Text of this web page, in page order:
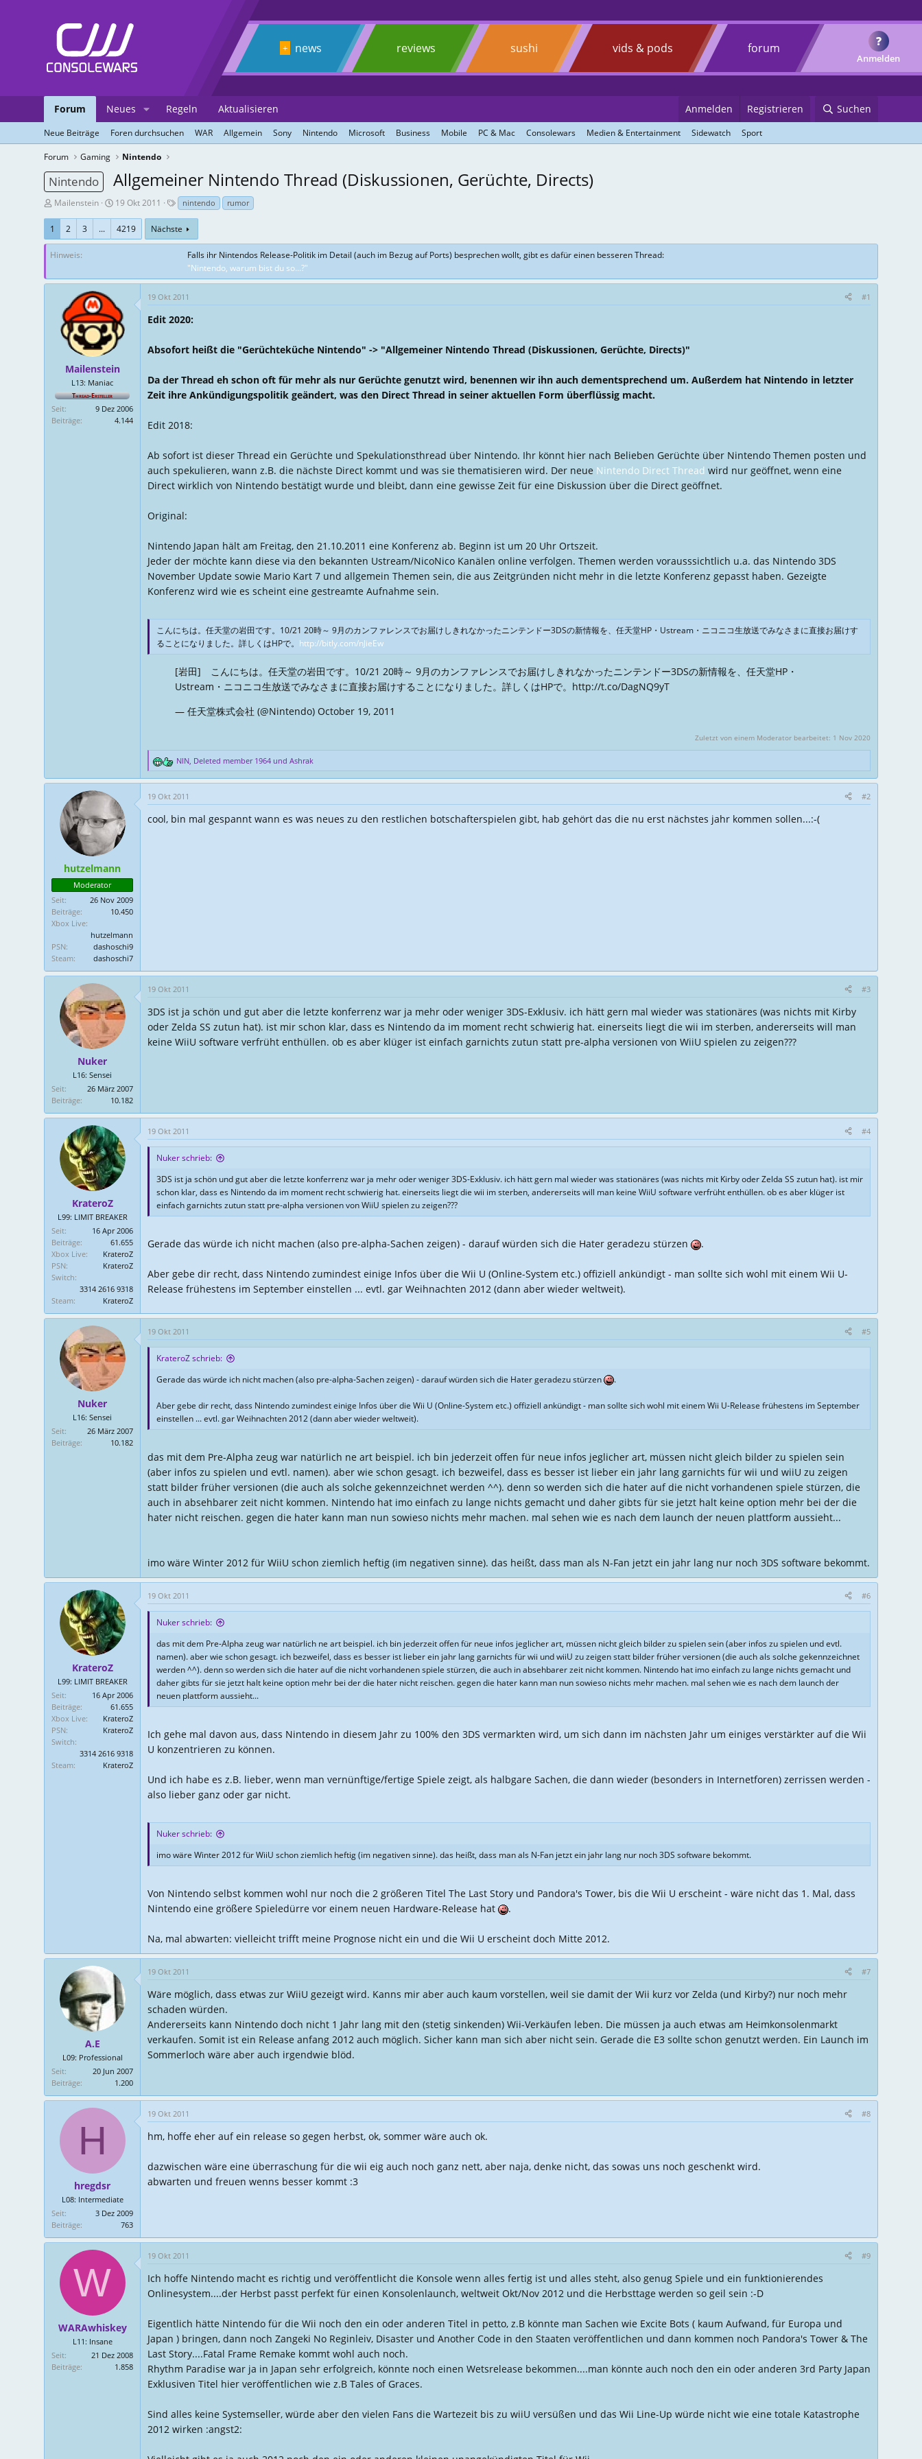
+ news reviews sushi vids & pods forum
Anmelden
?
Forum Neues Regeln Aktualisieren Anmelden Registrieren Suchen
Neue Beiträge Foren durchsuchen WAR Allgemein Sony Nintendo Microsoft Business Mobile PC & Mac Consolewars Medien & Entertainment Sidewatch Sport
Forum Gaming Nintendo
Nintendo Allgemeiner Nintendo Thread (Diskussionen, Gerüchte, Directs)
T
e
a
-
r
Mailenstein
E
s
t
l
n
g
s
d
t
m
19 Okt 2011
T
g
s
nintendo rumor
1 2 3 ... 4219 Nächste
Hinweis
Falls ihr Nintendos Release-Politik im Detail (auch im Bezug auf Ports) besprechen wollt, gibt es dafür einen besseren Thread:
"Nintendo, warum bist du so...?"
Mailenstein
L13: Maniac
Thread-Ersteller
Seit
9 Dez 2006
Beiträge
4.144
19 Okt 2011 #1
Edit 2020:
Absofort heißt die "Gerüchteküche Nintendo" -> "Allgemeiner Nintendo Thread (Diskussionen, Gerüchte, Directs)"
Da der Thread eh schon oft für mehr als nur Gerüchte genutzt wird, benennen wir ihn auch dementsprechend um. Außerdem hat Nintendo in letzter
Zeit ihre Ankündigungspolitik geändert, was den Direct Thread in seiner aktuellen Form überflüssig macht.
Edit 2018:
Ab sofort ist dieser Thread ein Gerüchte und Spekulationsthread über Nintendo. Ihr könnt hier nach Belieben Gerüchte über Nintendo Themen posten und
auch spekulieren, wann z.B. die nächste Direct kommt und was sie thematisieren wird. Der neue Nintendo Direct Thread wird nur geöffnet, wenn eine
Direct wirklich von Nintendo bestätigt wurde und bleibt, dann eine gewisse Zeit für eine Diskussion über die Direct geöffnet.
Original:
Nintendo Japan hält am Freitag, den 21.10.2011 eine Konferenz ab. Beginn ist um 20 Uhr Ortszeit.
Jeder der möchte kann diese via den bekannten Ustream/NicoNico Kanälen online verfolgen. Themen werden vorausssichtlich u.a. das Nintendo 3DS
November Update sowie Mario Kart 7 und allgemein Themen sein, die aus Zeitgründen nicht mehr in die letzte Konferenz gepasst haben. Gezeigte
Konferenz wird wie es scheint eine gestreamte Aufnahme sein.
こんにちは。任天堂の岩田です。10/21 20時～ 9月のカンファレンスでお届けしきれなかったニンテンドー3DSの新情報を、任天堂HP・Ustream・ニコニコ生放送でみなさまに直接お届けす
ることになりました。詳しくはHPで。 http://bitly.com/nJieEw
[岩田] こんにちは。任天堂の岩田です。10/21 20時～ 9月のカンファレンスでお届けしきれなかったニンテンドー3DSの新情報を、任天堂HP・
Ustream・ニコニコ生放送でみなさまに直接お届けすることになりました。詳しくはHPで。 http://t.co/DagNQ9yT
— 任天堂株式会社 (@Nintendo) October 19, 2011
Zuletzt von einem Moderator bearbeitet: 1 Nov 2020
R
e
k
i
NIN, Deleted member 1964 und Ashrak
hutzelmann
Moderator
Seit
26 Nov 2009
Beiträge
10.450
Xbox Live
hutzelmann
PSN
dashoschi9
Steam
dashoschi7
19 Okt 2011 #2
cool, bin mal gespannt wann es was neues zu den restlichen botschafterspielen gibt, hab gehört das die nu erst nächstes jahr kommen sollen...:-(
Nuker
L16: Sensei
Seit
26 März 2007
Beiträge
10.182
19 Okt 2011 #3
3DS ist ja schön und gut aber die letzte konferrenz war ja mehr oder weniger 3DS-Exklusiv. ich hätt gern mal wieder was stationäres (was nichts mit Kirby
oder Zelda SS zutun hat). ist mir schon klar, dass es Nintendo da im moment recht schwierig hat. einerseits liegt die wii im sterben, andererseits will man
keine WiiU software verfrüht enthüllen. ob es aber klüger ist einfach garnichts zutun statt pre-alpha versionen von WiiU spielen zu zeigen???
KrateroZ
L99: LIMIT BREAKER
Seit
16 Apr 2006
Beiträge
61.655
Xbox Live
KrateroZ
PSN
KrateroZ
Switch
3314 2616 9318
Steam
KrateroZ
19 Okt 2011 #4
Nuker schrieb:
3DS ist ja schön und gut aber die letzte konferrenz war ja mehr oder weniger 3DS-Exklusiv. ich hätt gern mal wieder was stationäres (was nichts mit Kirby oder Zelda SS zutun hat). ist mir
schon klar, dass es Nintendo da im moment recht schwierig hat. einerseits liegt die wii im sterben, andererseits will man keine WiiU software verfrüht enthüllen. ob es aber klüger ist
einfach garnichts zutun statt pre-alpha versionen von WiiU spielen zu zeigen???
Gerade das würde ich nicht machen (also pre-alpha-Sachen zeigen) - darauf würden sich die Hater geradezu stürzen .
Aber gebe dir recht, dass Nintendo zumindest einige Infos über die Wii U (Online-System etc.) offiziell ankündigt - man sollte sich wohl mit einem Wii U-
Release frühestens im September einstellen ... evtl. gar Weihnachten 2012 (dann aber wieder weltweit).
Nuker
L16: Sensei
Seit
26 März 2007
Beiträge
10.182
19 Okt 2011 #5
KrateroZ schrieb:
Gerade das würde ich nicht machen (also pre-alpha-Sachen zeigen) - darauf würden sich die Hater geradezu stürzen
.
Aber gebe dir recht, dass Nintendo zumindest einige Infos über die Wii U (Online-System etc.) offiziell ankündigt - man sollte sich wohl mit einem Wii U-Release frühestens im September
einstellen ... evtl. gar Weihnachten 2012 (dann aber wieder weltweit).
das mit dem Pre-Alpha zeug war natürlich ne art beispiel. ich bin jederzeit offen für neue infos jeglicher art, müssen nicht gleich bilder zu spielen sein
(aber infos zu spielen und evtl. namen). aber wie schon gesagt. ich bezweifel, dass es besser ist lieber ein jahr lang garnichts für wii und wiiU zu zeigen
statt bilder früher versionen (die auch als solche gekennzeichnet werden ^^). denn so werden sich die hater auf die nicht vorhandenen spiele stürzen, die
auch in absehbarer zeit nicht kommen. Nintendo hat imo einfach zu lange nichts gemacht und daher gibts für sie jetzt halt keine option mehr bei der die
hater nicht reischen. gegen die hater kann man nun sowieso nichts mehr machen. mal sehen wie es nach dem launch der neuen plattform aussieht...
imo wäre Winter 2012 für WiiU schon ziemlich heftig (im negativen sinne). das heißt, dass man als N-Fan jetzt ein jahr lang nur noch 3DS software bekommt.
KrateroZ
L99: LIMIT BREAKER
Seit
16 Apr 2006
Beiträge
61.655
Xbox Live
KrateroZ
PSN
KrateroZ
Switch
3314 2616 9318
Steam
KrateroZ
19 Okt 2011 #6
Nuker schrieb:
das mit dem Pre-Alpha zeug war natürlich ne art beispiel. ich bin jederzeit offen für neue infos jeglicher art, müssen nicht gleich bilder zu spielen sein (aber infos zu spielen und evtl.
namen). aber wie schon gesagt. ich bezweifel, dass es besser ist lieber ein jahr lang garnichts für wii und wiiU zu zeigen statt bilder früher versionen (die auch als solche gekennzeichnet
werden ^^). denn so werden sich die hater auf die nicht vorhandenen spiele stürzen, die auch in absehbarer zeit nicht kommen. Nintendo hat imo einfach zu lange nichts gemacht und
daher gibts für sie jetzt halt keine option mehr bei der die hater nicht reischen. gegen die hater kann man nun sowieso nichts mehr machen. mal sehen wie es nach dem launch der
neuen plattform aussieht...
Ich gehe mal davon aus, dass Nintendo in diesem Jahr zu 100% den 3DS vermarkten wird, um sich dann im nächsten Jahr um einiges verstärkter auf die Wii
U konzentrieren zu können.
Und ich habe es z.B. lieber, wenn man vernünftige/fertige Spiele zeigt, als halbgare Sachen, die dann wieder (besonders in Internetforen) zerrissen werden -
also lieber ganz oder gar nicht.
Nuker schrieb:
imo wäre Winter 2012 für WiiU schon ziemlich heftig (im negativen sinne). das heißt, dass man als N-Fan jetzt ein jahr lang nur noch 3DS software bekommt.
Von Nintendo selbst kommen wohl nur noch die 2 größeren Titel The Last Story und Pandora's Tower, bis die Wii U erscheint - wäre nicht das 1. Mal, dass
Nintendo eine größere Spieledürre vor einem neuen Hardware-Release hat
.
Na, mal abwarten: vielleicht trifft meine Prognose nicht ein und die Wii U erscheint doch Mitte 2012.
A.E
L09: Professional
Seit
20 Jun 2007
Beiträge
1.200
19 Okt 2011 #7
Wäre möglich, dass etwas zur WiiU gezeigt wird. Kanns mir aber auch kaum vorstellen, weil sie damit der Wii kurz vor Zelda (und Kirby?) nur noch mehr
schaden würden.
Andererseits kann Nintendo doch nicht 1 Jahr lang mit den (stetig sinkenden) Wii-Verkäufen leben. Die müssen ja auch etwas am Heimkonsolenmarkt
verkaufen. Somit ist ein Release anfang 2012 auch möglich. Sicher kann man sich aber nicht sein. Gerade die E3 sollte schon genutzt werden. Ein Launch im
Sommerloch wäre aber auch irgendwie blöd.
H
hregdsr
L08: Intermediate
Seit
3 Dez 2009
Beiträge
763
19 Okt 2011 #8
hm, hoffe eher auf ein release so gegen herbst, ok, sommer wäre auch ok.
dazwischen wäre eine überraschung für die wii eig auch noch ganz nett, aber naja, denke nicht, das sowas uns noch geschenkt wird.
abwarten und freuen wenns besser kommt :3
W
WARAwhiskey
L11: Insane
Seit
21 Dez 2008
Beiträge
1.858
19 Okt 2011 #9
Ich hoffe Nintendo macht es richtig und veröffentlicht die Konsole wenn alles fertig ist und alles steht, also genug Spiele und ein funktionierendes
Onlinesystem....der Herbst passt perfekt für einen Konsolenlaunch, weltweit Okt/Nov 2012 und die Herbsttage werden so geil sein :-D
Eigentlich hätte Nintendo für die Wii noch den ein oder anderen Titel in petto, z.B könnte man Sachen wie Excite Bots ( kaum Aufwand, für Europa und
Japan ) bringen, dann noch Zangeki No Reginleiv, Disaster und Another Code in den Staaten veröffentlichen und dann kommen noch Pandora's Tower & The
Last Story....Fatal Frame Remake kommt wohl auch noch.
Rhythm Paradise war ja in Japan sehr erfolgreich, könnte noch einen Wetsrelease bekommen....man könnte auch noch den ein oder anderen 3rd Party Japan
Exklusiven Titel hier veröffentlichen wie z.B Tales of Graces.
Sind alles keine Systemseller, würde aber den vielen Fans die Wartezeit bis zu wiiU versüßen und das Wii Line-Up würde nicht wie eine totale Katastrophe
2012 wirken :angst2: